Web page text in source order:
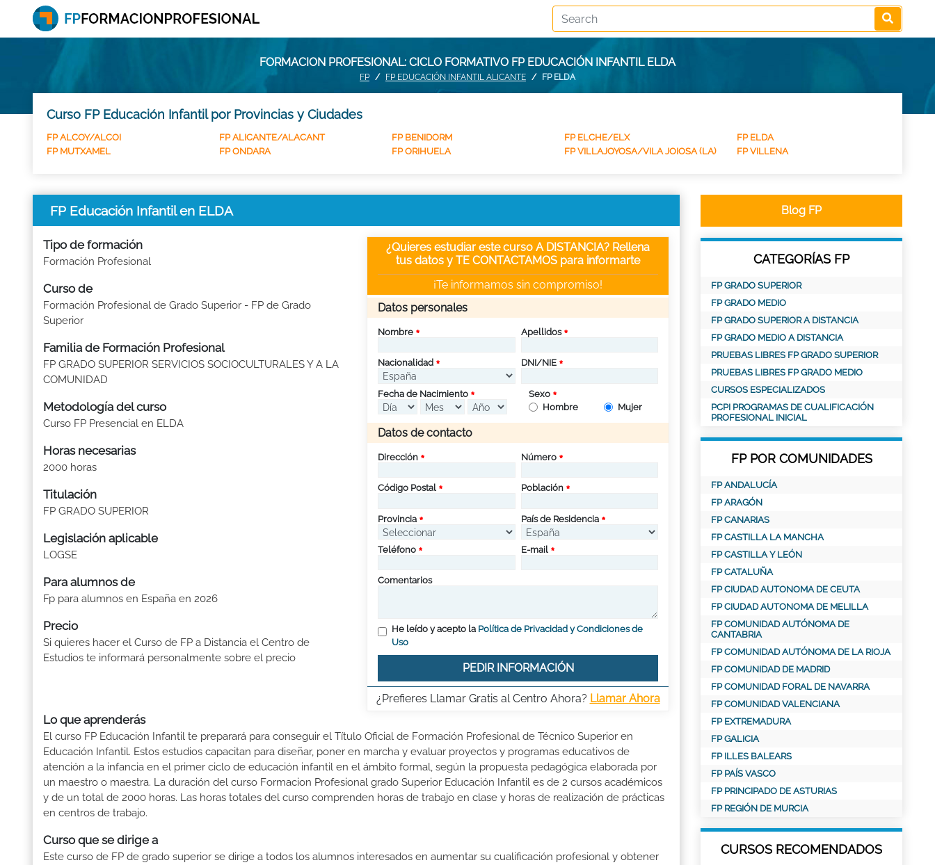
FORMACION PROFESIONAL: CICLO FORMATIVO FP EDUCACIÓN INFANTIL ELDA
FP FP EDUCACIÓN INFANTIL ALICANTE FP ELDA
Curso FP Educación Infantil por Provincias y Ciudades
FP ALCOY/ALCOI FP ALICANTE/ALACANT FP BENIDORM FP ELCHE/ELX
FP ELDA
FP MUTXAMEL
FP ONDARA FP ORIHUELA FP VILLAJOYOSA/VILA JOIOSA (LA) FP VILLENA
FP Educación Infantil en ELDA
Tipo de formación
Formación Profesional
Curso de
Formación Profesional de Grado Superior - FP de Grado
Superior
Familia de Formación Profesional
FP GRADO SUPERIOR SERVICIOS SOCIOCULTURALES Y A LA
COMUNIDAD
Metodología del curso
Curso FP Presencial en ELDA
Horas necesarias
2000 horas
Titulación
FP GRADO SUPERIOR
Legislación aplicable
LOGSE
Para alumnos de
Fp para alumnos en España en 2026
Precio
Si quieres hacer el Curso de FP a Distancia el Centro de
Estudios te informará personalmente sobre el precio
¿Quieres estudiar este curso A DISTANCIA? Rellena
tus datos y TE CONTACTAMOS para informarte
¡Te informamos sin compromiso!
Datos personales
Nombre Apellidos
Nacionalidad DNI/NIE
Fecha de Nacimiento
Sexo
Hombre
Mujer
Datos de contacto
Dirección Número
Código Postal Población
Provincia País de Residencia
Teléfono E-mail
Comentarios
He leído y acepto la Política de Privacidad y Condiciones de
Uso
PEDIR INFORMACIÓN
¿Prefieres Llamar Gratis al Centro Ahora? Llamar Ahora
Lo que aprenderás
El curso FP Educación Infantil te preparará para conseguir el Título Oficial de Formación Profesional de Técnico Superior en
Educación Infantil. Estos estudios capacitan para diseñar, poner en marcha y evaluar proyectos y programas educativos de
atención a la infancia en el primer ciclo de educación infantil en el ámbito formal, según la propuesta pedagógica elaborada por
un maestro o maestra. La duración del curso Formacion Profesional grado Superior Educación Infantil es de 2 cursos académicos
y de un total de 2000 horas. Las horas totales del curso comprenden horas de trabajo en clase y horas de realización de prácticas
en centros de trabajo.
Curso que se dirige a
Este curso de FP de grado superior se dirige a todos los alumnos interesados en aumentar su cualificación profesional y obtener
Blog FP
CATEGORÍAS FP
FP GRADO SUPERIOR
FP GRADO MEDIO
FP GRADO SUPERIOR A DISTANCIA
FP GRADO MEDIO A DISTANCIA
PRUEBAS LIBRES FP GRADO SUPERIOR
PRUEBAS LIBRES FP GRADO MEDIO
CURSOS ESPECIALIZADOS
PCPI PROGRAMAS DE CUALIFICACIÓN
PROFESIONAL INICIAL
FP POR COMUNIDADES
FP ANDALUCÍA
FP ARAGÓN
FP CANARIAS
FP CASTILLA LA MANCHA
FP CASTILLA Y LEÓN
FP CATALUÑA
FP CIUDAD AUTONOMA DE CEUTA
FP CIUDAD AUTONOMA DE MELILLA
FP COMUNIDAD AUTÓNOMA DE
CANTABRIA
FP COMUNIDAD AUTÓNOMA DE LA RIOJA
FP COMUNIDAD DE MADRID
FP COMUNIDAD FORAL DE NAVARRA
FP COMUNIDAD VALENCIANA
FP EXTREMADURA
FP GALICIA
FP ILLES BALEARS
FP PAÍS VASCO
FP PRINCIPADO DE ASTURIAS
FP REGIÓN DE MURCIA
CURSOS RECOMENDADOS